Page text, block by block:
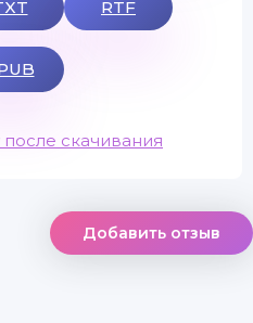
RTF
после скачивания
Добавить отзыв